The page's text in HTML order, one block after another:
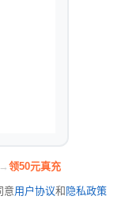
充 数量 9/11
充 数量 3/10 领礼包
领50元真充
意用户协议和 隐私政策